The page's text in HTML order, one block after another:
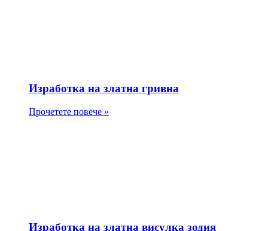
Изработка на златна гривна
Прочетете повече »
Изработка на златна висулка зодия